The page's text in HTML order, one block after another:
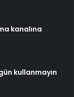
kanalına
kullanmayın